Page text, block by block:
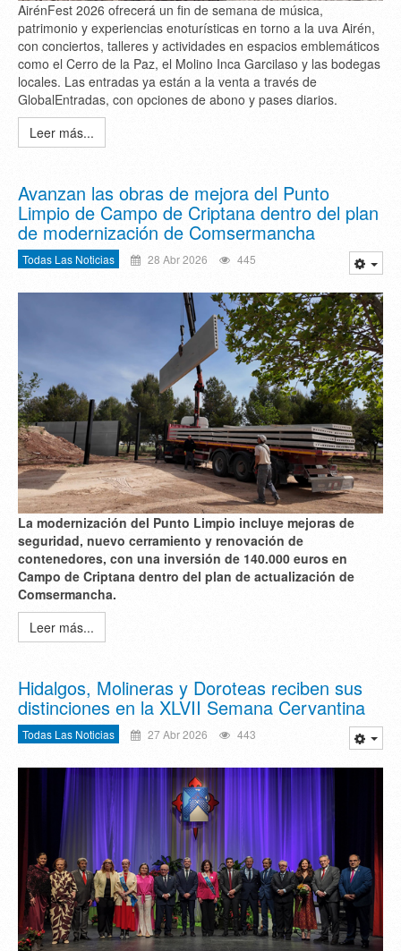
AirénFest 2026 ofrecerá un fin de semana de música,
patrimonio y experiencias enoturísticas en torno a la uva Airén,
con conciertos, talleres y actividades en espacios emblemáticos
como el Cerro de la Paz, el Molino Inca Garcilaso y las bodegas
locales. Las entradas ya están a la venta a través de
GlobalEntradas, con opciones de abono y pases diarios.
Leer más...
Avanzan las obras de mejora del Punto
Limpio de Campo de Criptana dentro del plan
de modernización de Comsermancha
Todas Las Noticias 28 Abr 2026 445
La modernización del Punto Limpio incluye mejoras de
seguridad, nuevo cerramiento y renovación de
contenedores, con una inversión de 140.000 euros en
Campo de Criptana dentro del plan de actualización de
Comsermancha.
Leer más...
Hidalgos, Molineras y Doroteas reciben sus
distinciones en la XLVII Semana Cervantina
Todas Las Noticias 27 Abr 2026 443